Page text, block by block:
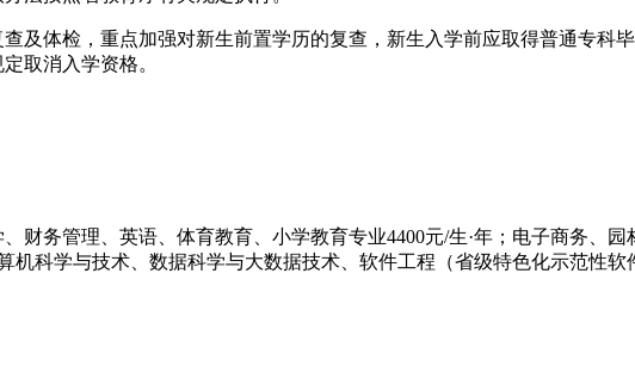
及体检，重点加强对新生前置学历的复查，新生入学前应取得普通专科
取消入学资格。
财务管理、英语、体育教育、小学教育专业4400元/生·年；电子商务、园
科学与技术、数据科学与大数据技术、软件工程（省级特色化示范性软